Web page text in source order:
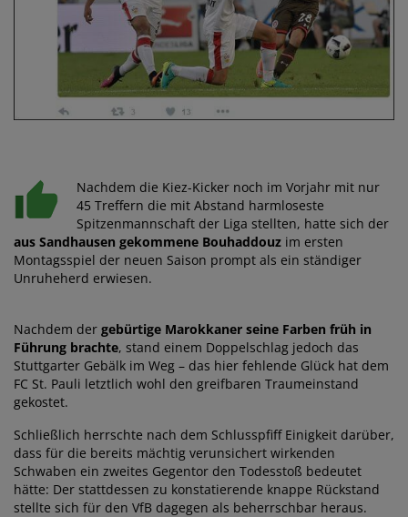
Nachdem die Kiez-Kicker noch im Vorjahr mit nur
45 Treffern die mit Abstand harmloseste
Spitzenmannschaft der Liga stellten, hatte sich der
aus Sandhausen gekommene Bouhaddouz im ersten
Montagsspiel der neuen Saison prompt als ein ständiger
Unruheherd erwiesen.
Nachdem der gebürtige Marokkaner seine Farben früh in
Führung brachte, stand einem Doppelschlag jedoch das
Stuttgarter Gebälk im Weg – das hier fehlende Glück hat dem
FC St. Pauli letztlich wohl den greifbaren Traumeinstand
gekostet.
Schließlich herrschte nach dem Schlusspfiff Einigkeit darüber,
dass für die bereits mächtig verunsichert wirkenden
Schwaben ein zweites Gegentor den Todesstoß bedeutet
hätte: Der stattdessen zu konstatierende knappe Rückstand
stellte sich für den VfB dagegen als beherrschbar heraus.